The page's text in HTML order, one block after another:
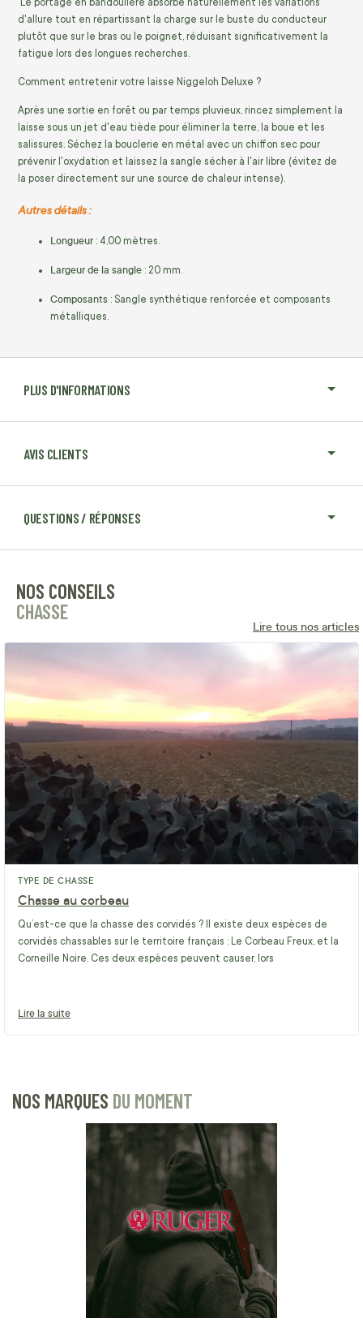
PLUS D'INFORMATIONS
AVIS CLIENTS
QUESTIONS / RÉPONSES
Le portage en bandoulière absorbe naturellement les variations
d'allure tout en répartissant la charge sur le buste du conducteur
plutôt que sur le bras ou le poignet, réduisant significativement la
fatigue lors des longues recherches.
Comment entretenir votre laisse Niggeloh Deluxe ?
Après une sortie en forêt ou par temps pluvieux, rincez simplement la
laisse sous un jet d'eau tiède pour éliminer la terre, la boue et les
salissures. Séchez la bouclerie en métal avec un chiffon sec pour
prévenir l'oxydation et laissez la sangle sécher à l'air libre (évitez de
la poser directement sur une source de chaleur intense).
Autres détails :
Longueur : 4,00 mètres.
Largeur de la sangle : 20 mm.
Composants : Sangle synthétique renforcée et composants
métalliques.
NOS CONSEILS
CHASSE
Lire tous nos articles
TYPE DE CHASSE
Chasse au corbeau
Qu’est-ce que la chasse des corvidés ? Il existe deux espèces de
corvidés chassables sur le territoire français : Le Corbeau Freux, et la
Corneille Noire. Ces deux espèces peuvent causer, lors
Lire la suite
NOS MARQUES DU MOMENT